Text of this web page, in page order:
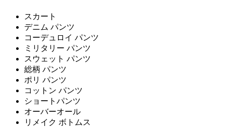
スカート
デニム パンツ
コーデュロイ パンツ
ミリタリー パンツ
スウェット パンツ
総柄 パンツ
ポリ パンツ
コットン パンツ
ショートパンツ
オーバーオール
リメイク ボトムス